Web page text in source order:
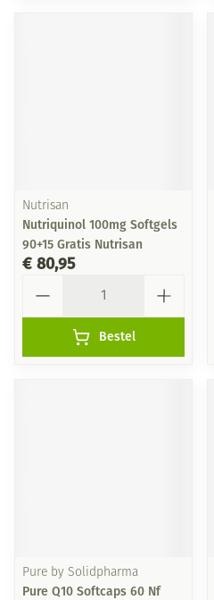
Nutrisan
Nutriquinol 100mg Softgels
90+15 Gratis Nutrisan
€ 80,95
Bestel
Pure by Solidpharma
Pure Q10 Softcaps 60 Nf